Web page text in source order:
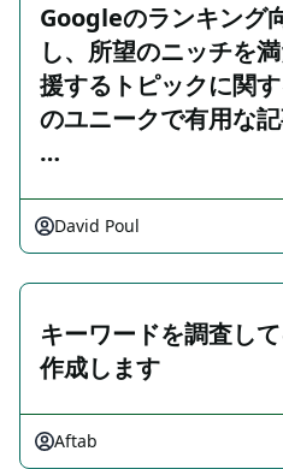
Googleのランキング
し、所望のニッチを
援するトピックに関
のユニークで有用な
…
David Poul
キーワードを調査し
作成します
Aftab